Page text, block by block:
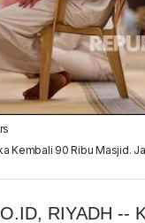
Kembali 90 Ribu Masjid.
RIYADH --